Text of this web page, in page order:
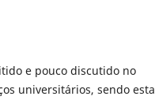
e pouco discutido no
universitários, sendo esta